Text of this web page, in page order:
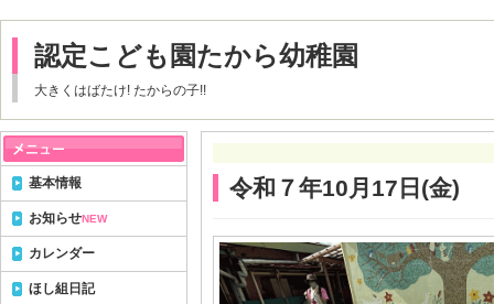
認定こども園たから幼稚園
大きくはばたけ! たからの子!!
令和７年10月17日(金)
基本情報
お知らせNEW
カレンダー
ほし組日記